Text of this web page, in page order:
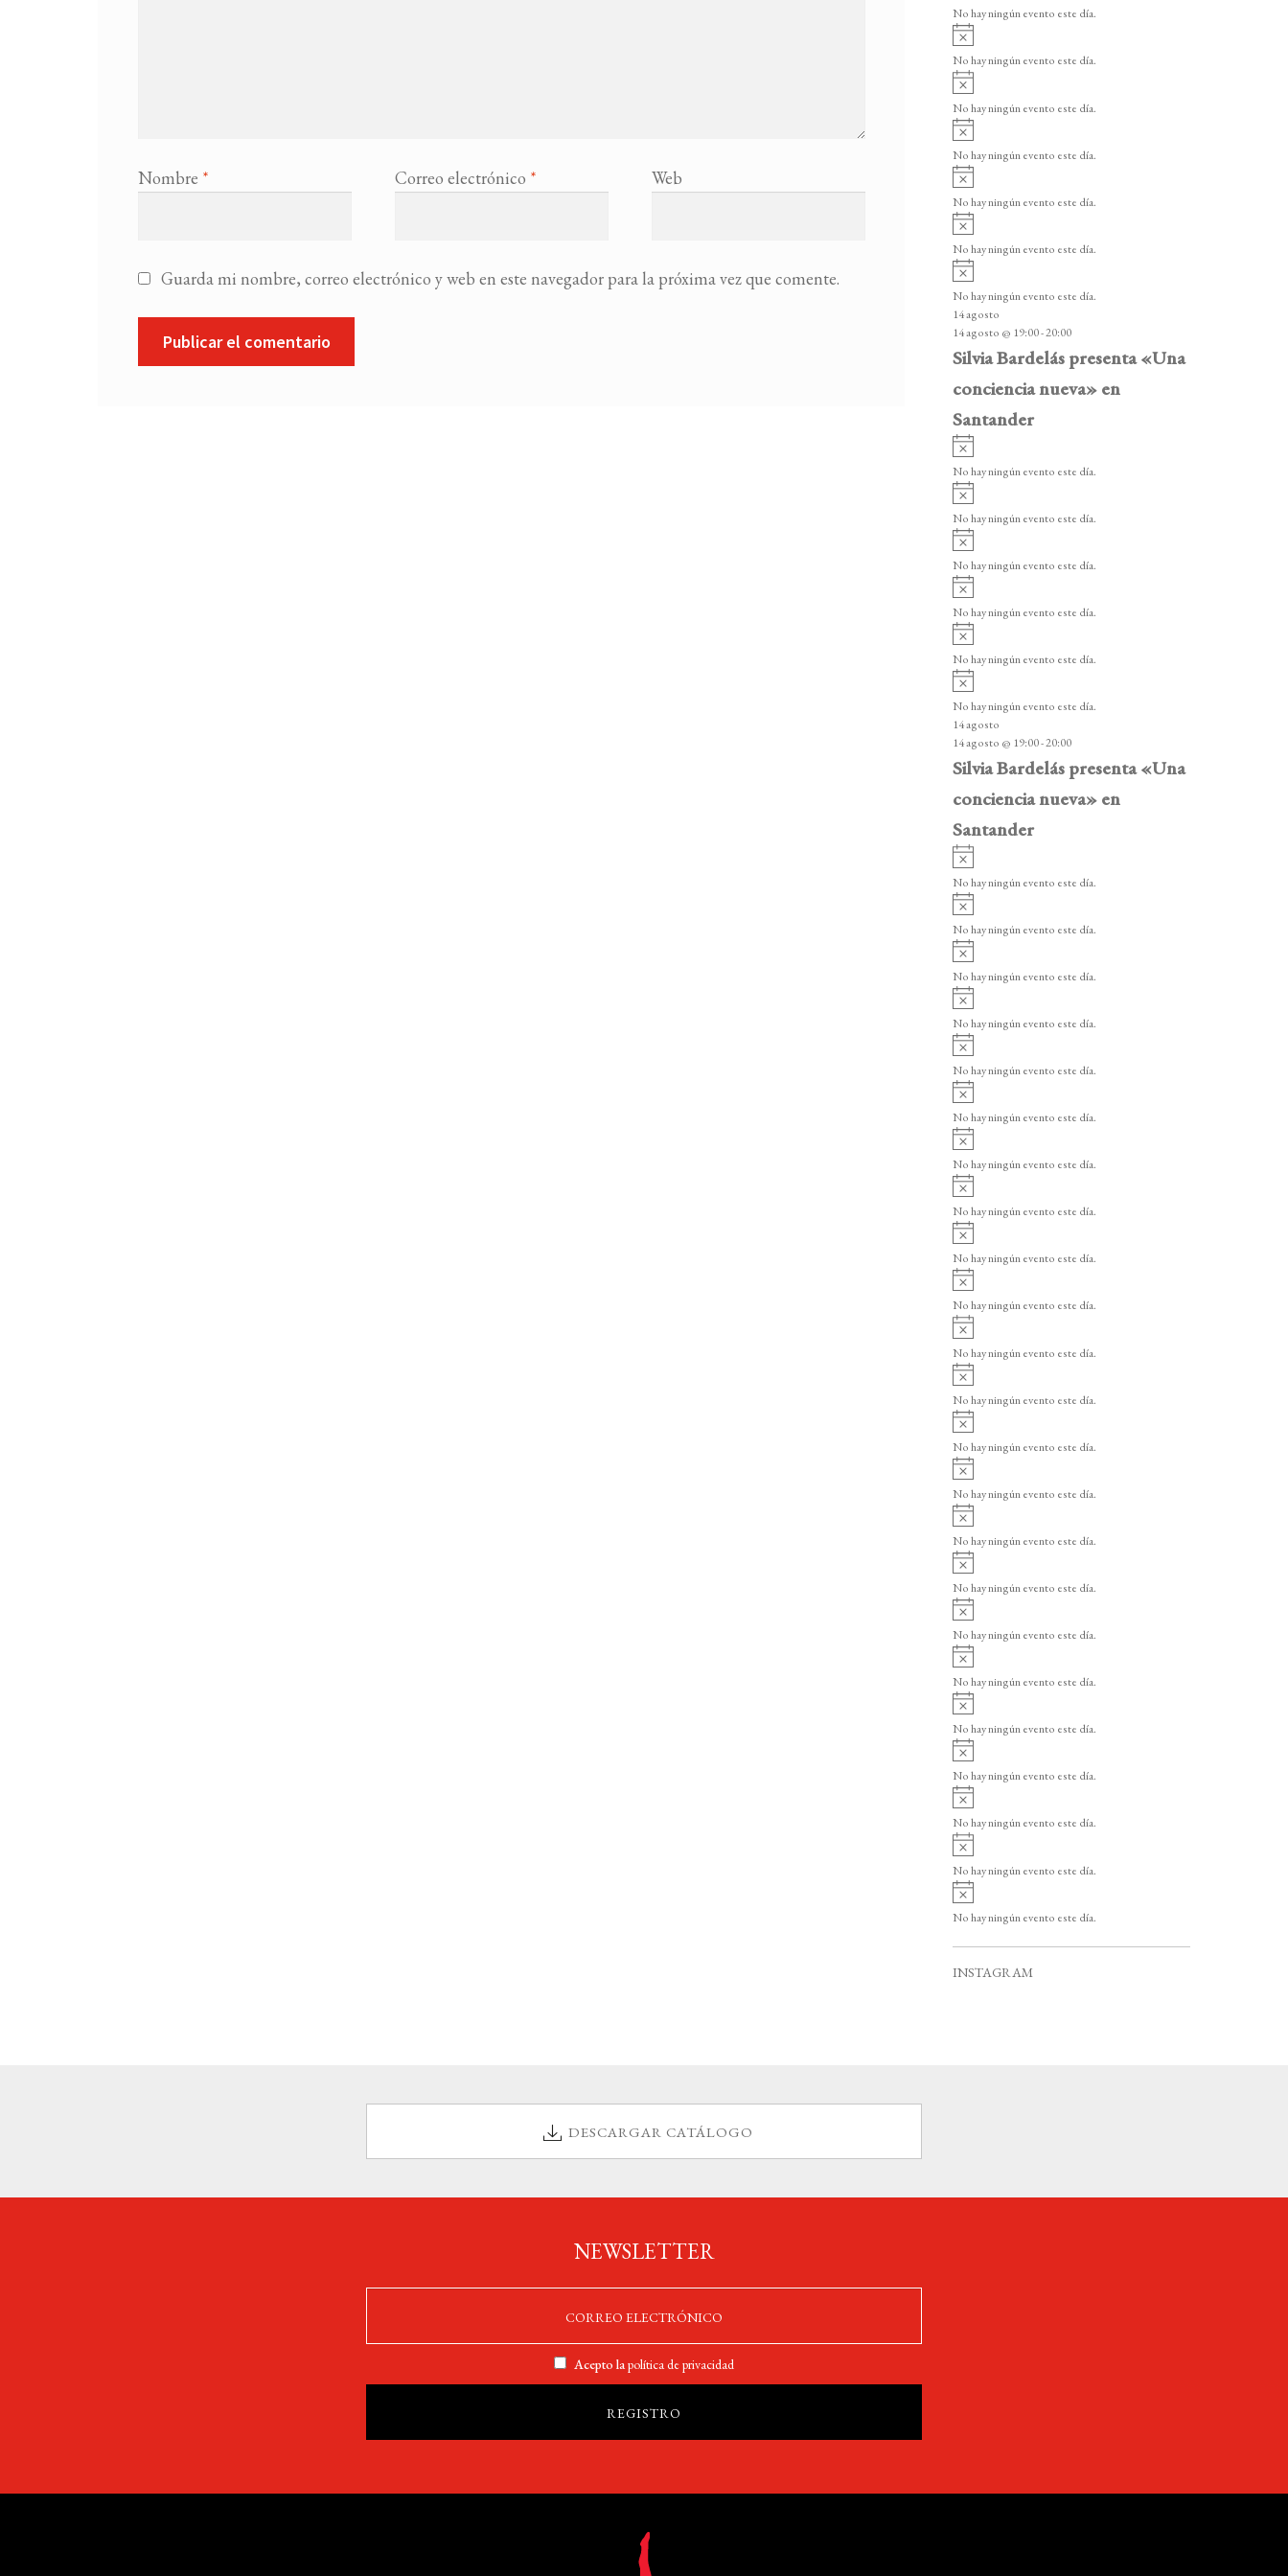
Nombre * Correo electrónico * Web
Guarda mi nombre, correo electrónico y web en este navegador para la próxima vez que comente.
e
n
t
o
s
o
i
o
No hay ningún evento este día.
v
i
o
No hay ningún evento este día.
A
v
i
o
No hay ningún evento este día.
A
v
i
o
No hay ningún evento este día.
v
i
o
No hay ningún evento este día.
v
i
o
No hay ningún evento este día.
v
i
s
o
No hay ningún evento este día.
14 agosto
14 agosto @ 19:00-20:00
Silvia Bardelás presenta «Una
conciencia nueva» en
Santander
v
i
o
No hay ningún evento este día.
v
i
o
No hay ningún evento este día.
v
i
o
No hay ningún evento este día.
v
i
o
No hay ningún evento este día.
v
i
o
No hay ningún evento este día.
v
i
s
o
No hay ningún evento este día.
14 agosto
14 agosto @ 19:00-20:00
Silvia Bardelás presenta «Una
conciencia nueva» en
Santander
A
v
i
o
No hay ningún evento este día.
A
v
i
o
No hay ningún evento este día.
v
i
o
No hay ningún evento este día.
v
i
o
No hay ningún evento este día.
v
i
o
No hay ningún evento este día.
v
i
o
No hay ningún evento este día.
v
i
o
No hay ningún evento este día.
v
i
o
No hay ningún evento este día.
v
i
o
No hay ningún evento este día.
v
i
o
No hay ningún evento este día.
A
v
i
o
No hay ningún evento este día.
A
v
i
o
No hay ningún evento este día.
A
v
i
o
No hay ningún evento este día.
v
i
o
No hay ningún evento este día.
v
i
o
No hay ningún evento este día.
v
i
o
No hay ningún evento este día.
v
i
o
No hay ningún evento este día.
v
i
o
No hay ningún evento este día.
v
i
o
No hay ningún evento este día.
v
i
o
No hay ningún evento este día.
v
i
o
No hay ningún evento este día.
A
v
i
o
No hay ningún evento este día.
A
v
i
No hay ningún evento este día.
INSTAGRAM
DESCARGAR CATÁLOGO
NEWSLETTER
Acepto lapolítica de privacidad